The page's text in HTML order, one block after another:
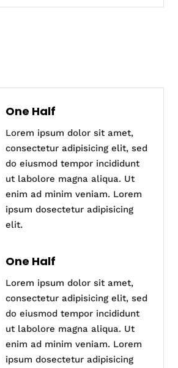
One Half
Lorem ipsum dolor sit amet,
consectetur adipisicing elit, sed
do eiusmod tempor incididunt
ut labolore magna aliqua. Ut
enim ad minim veniam. Lorem
ipsum dosectetur adipisicing
elit.
One Half
Lorem ipsum dolor sit amet,
consectetur adipisicing elit, sed
do eiusmod tempor incididunt
ut labolore magna aliqua. Ut
enim ad minim veniam. Lorem
ipsum dosectetur adipisicing